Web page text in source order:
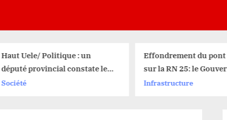
Haut Uele/ Politique : un
député provincial constate le
dérapage dans la
Société
Effondrement du pont
sur la RN 25: le
Jean Bakomito appelle à
Infrastructure